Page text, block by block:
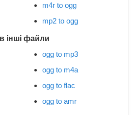
m4r to ogg
mp2 to ogg
інші файли
ogg to mp3
ogg to m4a
ogg to flac
ogg to amr